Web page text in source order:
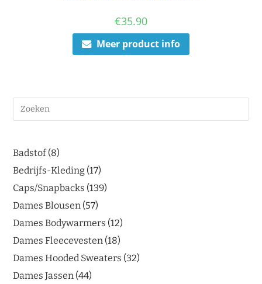
€35.90
Meer product info
Badstof 8
Bedrijfs-Kleding 17
Caps/Snapbacks 139
Dames Blousen 57
Dames Bodywarmers 12
Dames Fleecevesten 18
Dames Hooded Sweaters 32
Dames Jassen 44